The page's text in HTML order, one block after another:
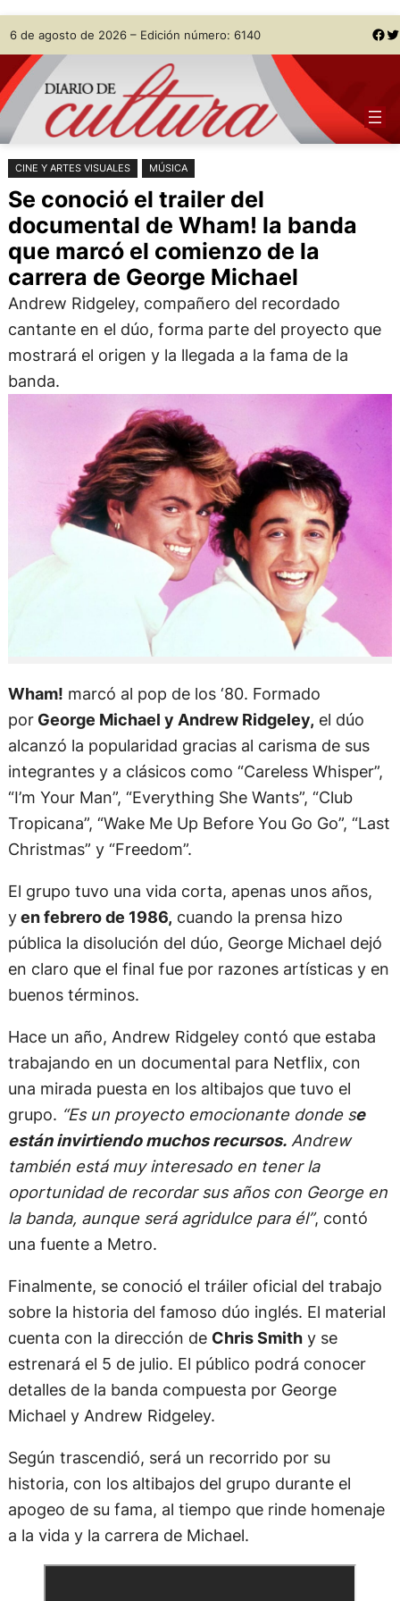
Saltar
al
contenido
Skip
to
content
6 de agosto de 2026 – Edición número: 6140 Facebook Twitter
CINE Y ARTES VISUALES MÚSICA
Se conoció el trailer del
documental de Wham! la banda
que marcó el comienzo de la
carrera de George Michael
Andrew Ridgeley, compañero del recordado
cantante en el dúo, forma parte del proyecto que
mostrará el origen y la llegada a la fama de la
banda.
Wham! marcó al pop de los ‘80. Formado
porGeorge Michael y Andrew Ridgeley, el dúo
alcanzó la popularidad gracias al carisma de sus
integrantes y a clásicos como “Careless Whisper”,
“I’m Your Man”, “Everything She Wants”, “Club
Tropicana”, “Wake Me Up Before You Go Go”, “Last
Christmas” y “Freedom”.
El grupo tuvo una vida corta, apenas unos años,
yen febrero de 1986, cuando la prensa hizo
pública la disolución del dúo, George Michael dejó
en claro que el final fue por razones artísticas y en
buenos términos.
Hace un año, Andrew Ridgeley contó que estaba
trabajando en un documental para Netflix, con
una mirada puesta en los altibajos que tuvo el
grupo. “Es un proyecto emocionante donde se
están invirtiendo muchos recursos.Andrew
también está muy interesado en tener la
oportunidad de recordar sus años con George en
la banda, aunque será agridulce para él”, contó
una fuente a Metro.
Finalmente, se conoció el tráiler oficial del trabajo
sobre la historia del famoso dúo inglés. El material
cuenta con la dirección de Chris Smithy se
estrenará el 5 de julio. El público podrá conocer
detalles de la banda compuesta por George
Michael y Andrew Ridgeley.
Según trascendió, será un recorrido por su
historia, con los altibajos del grupo durante el
apogeo de su fama, al tiempo que rinde homenaje
a la vida y la carrera de Michael.